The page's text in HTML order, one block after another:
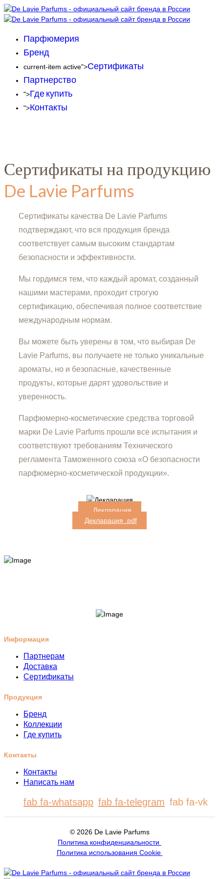
Парфюмерия
Бренд
current-item active">Сертификаты
Партнерство
">Где купить
">Контакты
Сертификаты на продукцию
De Lavie Parfums
Сертификаты качества De Lavie Parfums
подтверждают, что вся продукция бренда
соответствует самым высоким стандартам
безопасности и эффективности.
Мы гордимся тем, что каждый аромат, созданный
нашими мастерами, проходит строгую
сертификацию, обеспечивая полное соответствие
международным нормам.
Вы можете быть уверены в том, что выбирая De
Lavie Parfums, вы получаете не только уникальные
ароматы, но и безопасные, качественные
продукты, которые дарят удовольствие и
уверенность.
Парфюмерно-косметические средства торговой
марки De Lavie Parfums прошли все испытания и
соответствуют требованиям Технического
регламента Таможенного союза «О безопасности
парфюмерно-косметической продукции».
Декларация
Декларация .pdf
Информация
Партнерам
Доставка
Сертификаты
Продукция
Бренд
Коллекции
Где купить
Контакты
Контакты
Написать нам
fab fa-whatsapp fab fa-telegram fab fa-vk
© 2026 De Lavie Parfums
Политика конфиденциальности
Политика использования Cookie